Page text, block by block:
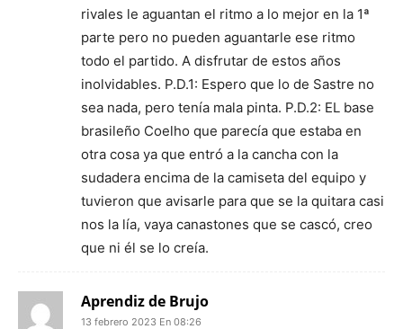
rivales le aguantan el ritmo a lo mejor en la 1ª
parte pero no pueden aguantarle ese ritmo
todo el partido. A disfrutar de estos años
inolvidables. P.D.1: Espero que lo de Sastre no
sea nada, pero tenía mala pinta. P.D.2: EL base
brasileño Coelho que parecía que estaba en
otra cosa ya que entró a la cancha con la
sudadera encima de la camiseta del equipo y
tuvieron que avisarle para que se la quitara casi
nos la lía, vaya canastones que se cascó, creo
que ni él se lo creía.
Aprendiz de Brujo
13 febrero 2023 En 08:26